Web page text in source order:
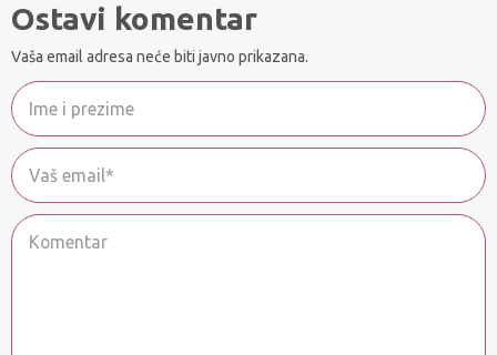
Ostavi komentar
Vaša email adresa neće biti javno prikazana.